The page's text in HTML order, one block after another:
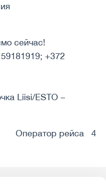
сейчас!
+372
Liisi/ESTO –
Оператор рейса 4